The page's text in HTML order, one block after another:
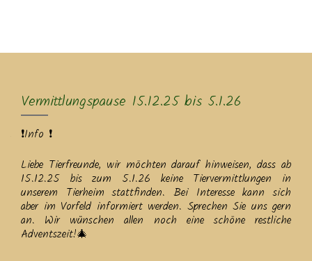
Vermittlungspause 15.12.25 bis 5.1.26
❗Info ❗
Liebe Tierfreunde, wir möchten darauf hinweisen, dass ab
15.12.25 bis zum 5.1.26 keine Tiervermittlungen in
unserem Tierheim stattfinden. Bei Interesse kann sich
aber im Vorfeld informiert werden. Sprechen Sie uns gern
an. Wir wünschen allen noch eine schöne restliche
Adventszeit!🎄